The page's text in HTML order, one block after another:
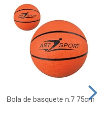
Bola de basquete n.7 75cm